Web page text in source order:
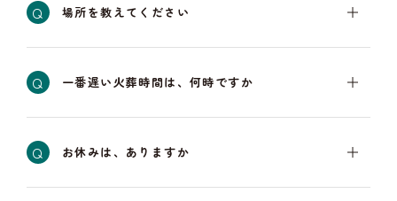
Q 場所を教えてください
Q 一番遅い火葬時間は、何時ですか
Q お休みは、ありますか